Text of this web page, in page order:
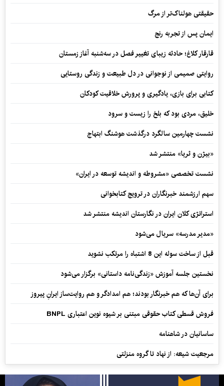
حقیقتی هولناک‌تر از مرگ
ایمان پس از تجربه رنج
قارقار کلاغ؛ حادثه زیبای تغییر فصل در سه‌شنبه آغاز زمستان
روایتی صمیمی از نوجوانی در دل طبیعت و زندگی روستایی
کتابی برای بازی، یادگیری و پرورش خلاقیت کودکان
خلیق، مردی بود که بلخ را زیست و سرود
نشست چهارمین سالگرد درگذشت هوشنگ ابتهاج
«بیژن و ثریا» منتشر شد
نشست تخصصی «مشروطه و اندیشه توسعه در ایران»
سهم ارزشمند خبرنگاران در ترویج کتابخوانی
استراتژی کلان ایران در نگارستان اندیشه منتشر شد
«مدیر مدرسه» سریال می‌شود
قبل از ساخت سوله این 8 اشتباه را مرتکب نشوید
نخستین جلسه آموزش «زندگی‌نامه‌ داستانی» برگزار می‌شود
برای آن‌ها که هم خبرنگار بودند؛ هم امدادگر و هم‌ روایت‌ساز ایرانِ پیروز
فروش قسطی کتاب حقوقی مبتنی بر شیوه نوین اعتباری BNPL
ساسانیان در شاهنامه
مرجعیت شیعه: از نهاد تا گروه منزلتی